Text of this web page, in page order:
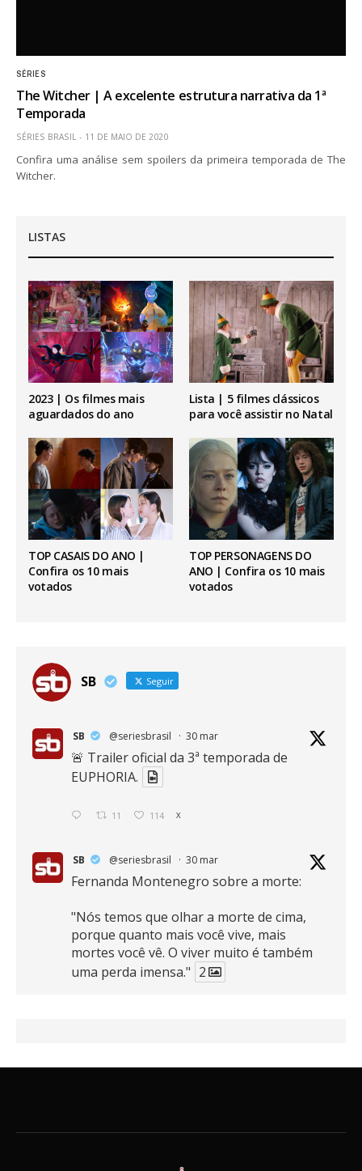
SÉRIES
The Witcher | A excelente estrutura narrativa da 1ª
Temporada
SÉRIES BRASIL 11 DE MAIO DE 2020
Confira uma análise sem spoilers da primeira temporada de The
Witcher.
LISTAS
2023 | Os filmes mais
aguardados do ano
Lista | 5 filmes clássicos
para você assistir no Natal
TOP CASAIS DO ANO |
Confira os 10 mais
votados
TOP PERSONAGENS DO
ANO | Confira os 10 mais
votados
SB Seguir
SB @seriesbrasil · 30 mar
🚨 Trailer oficial da 3ª temporada de
EUPHORIA.
11 114 X
SB @seriesbrasil · 30 mar
Fernanda Montenegro sobre a morte:
"Nós temos que olhar a morte de cima,
porque quanto mais você vive, mais
mortes você vê. O viver muito é também
uma perda imensa." 2
16 389 X